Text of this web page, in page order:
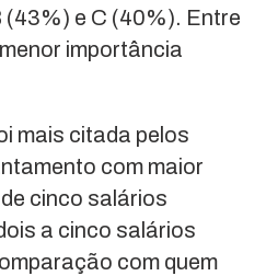
e C (40%). Entre
importância
mais citada pelos
com maior
cinco salários
a cinco salários
com quem